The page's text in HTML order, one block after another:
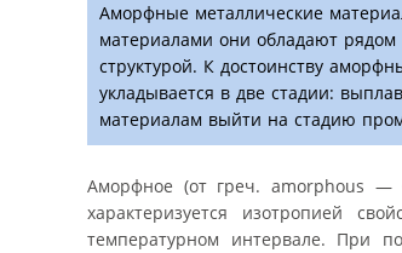
Аморфные металлические
материалами они обладают
структурой. К достоинству
укладывается в две стадии:
материалам выйти на стадию
Аморфное (от греч. amorphous —
характеризуется изотропией
температурном интервале. При